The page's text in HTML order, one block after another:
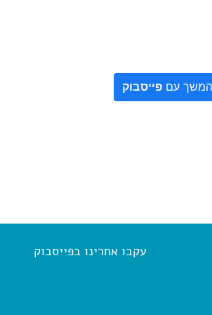
המשך עם פייסבוק
עקבו אחרינו בפייסבוק